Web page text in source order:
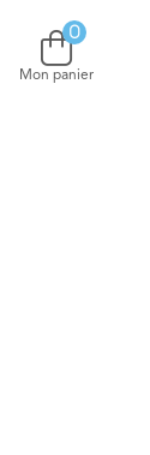
0
Mon panier